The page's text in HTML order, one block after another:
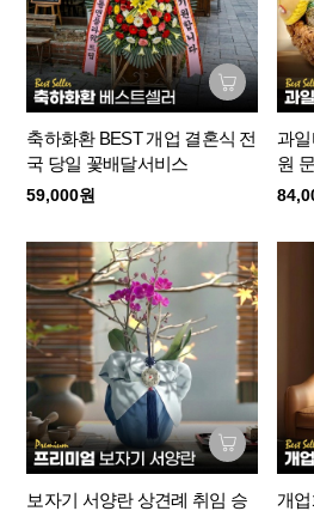
축하화환 BEST 개업 결혼식 전
국 당일 꽃배달서비스
59,000원
과일
원
보자기 서양란 상견례 취임 승
개